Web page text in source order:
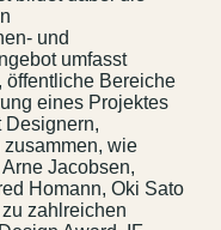
und
umfasst
öffentliche Bereiche
eines Projektes
Designern,
wie
Jacobsen,
Homann, Oki Sato
zahlreichen